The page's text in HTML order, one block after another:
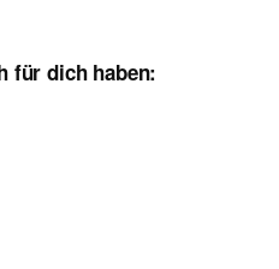
für dich haben: